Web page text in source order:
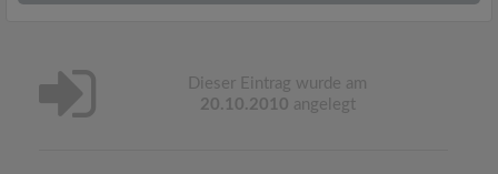
Dieser Eintrag wurde am
20.10.2010 angelegt